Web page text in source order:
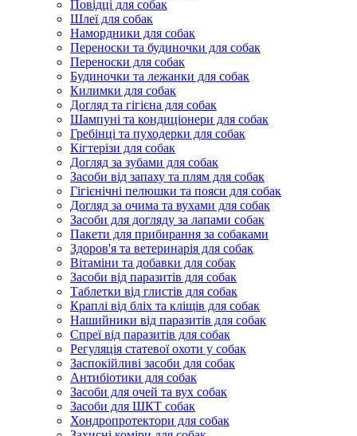
Повідці для собак
Шлеї для собак
Намордники для собак
Переноски та будиночки для собак
Переноски для собак
Будиночки та лежанки для собак
Килимки для собак
Догляд та гігієна для собак
Шампуні та кондиціонери для собак
Гребінці та пуходерки для собак
Кігтерізи для собак
Догляд за зубами для собак
Засоби від запаху та плям для собак
Гігієнічні пелюшки та пояси для собак
Догляд за очима та вухами для собак
Засоби для догляду за лапами собак
Пакети для прибирання за собаками
Здоров'я та ветеринарія для собак
Вітаміни та добавки для собак
Засоби від паразитів для собак
Таблетки від глистів для собак
Краплі від бліх та кліщів для собак
Нашийники від паразитів для собак
Спреї від паразитів для собак
Регуляція статевої охоти у собак
Заспокійливі засоби для собак
Антибіотики для собак
Засоби для очей та вух собак
Засоби для ШКТ собак
Хондропротектори для собак